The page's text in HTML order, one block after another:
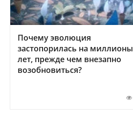
Почему эволюция
застопорилась на миллионы
лет, прежде чем внезапно
возобновиться?